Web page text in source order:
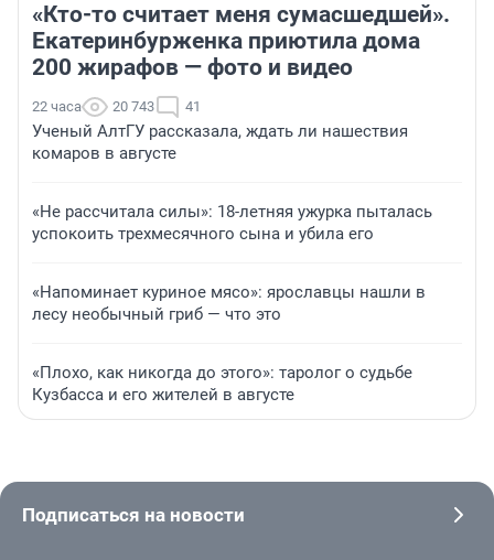
«Кто-то считает меня сумасшедшей».
Екатеринбурженка приютила дома
200 жирафов — фото и видео
22 часа 20 743 41
Ученый АлтГУ рассказала, ждать ли нашествия
комаров в августе
«Не рассчитала силы»: 18-летняя ужурка пыталась
успокоить трехмесячного сына и убила его
«Напоминает куриное мясо»: ярославцы нашли в
лесу необычный гриб — что это
«Плохо, как никогда до этого»: таролог о судьбе
Кузбасса и его жителей в августе
Подписаться на новости